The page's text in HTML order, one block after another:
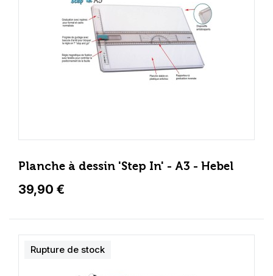
Planche à dessin 'Step In' - A3 - Hebel
39,90 €
Rupture de stock